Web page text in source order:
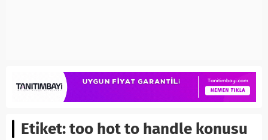
Etiket:too hot to handle konusu